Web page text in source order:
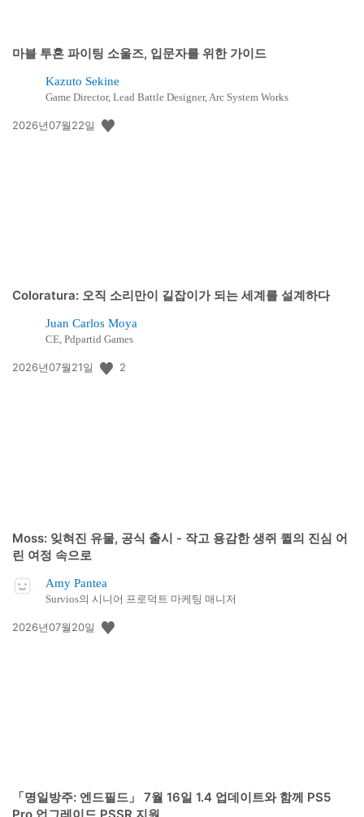
마블 투혼 파이팅 소울즈, 입문자를 위한 가이드
Kazuto Sekine
Game Director, Lead Battle Designer, Arc System Works
공
2026년07월22일
Coloratura: 오직 소리만이 길잡이가 되는 세계를 설계하다
Juan Carlos Moya
CE, Pdpartid Games
공
2026년07월21일 2
Moss: 잊혀진 유물, 공식 출시 - 작고 용감한 생쥐 퀼의 진심 어
린 여정 속으로
Amy Pantea
Survios의 시니어 프로덕트 마케팅 매니저
공
2026년07월20일
「명일방주: 엔드필드」 7월 16일 1.4 업데이트와 함께 PS5